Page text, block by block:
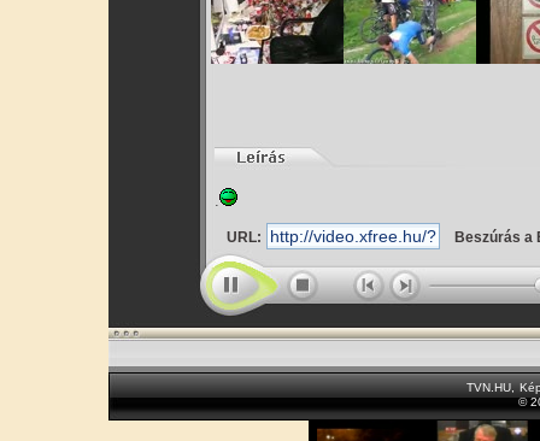
.
URL: Beszúrás a
TVN.HU
©